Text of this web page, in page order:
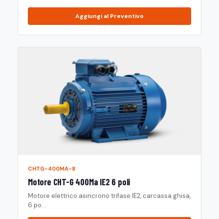
Aggiungi al Preventivo
CHTG-400MA-8
Motore CHT-G 400Ma IE2 6 poli
Motore elettrico asincrono trifase IE2, carcassa ghisa,
6 po...